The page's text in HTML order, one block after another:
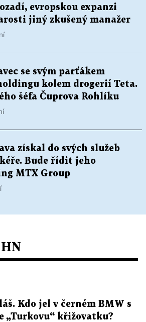
evropskou expanzi
jiný zkušený manažer
se svým parťákem
kolem drogerií Teta.
šéfa Čuprova Rohlíku
získal do svých služeb
Bude řídit jeho
MTX Group
Kdo jel v černém BMW s
„Turkovu“ křižovatku?